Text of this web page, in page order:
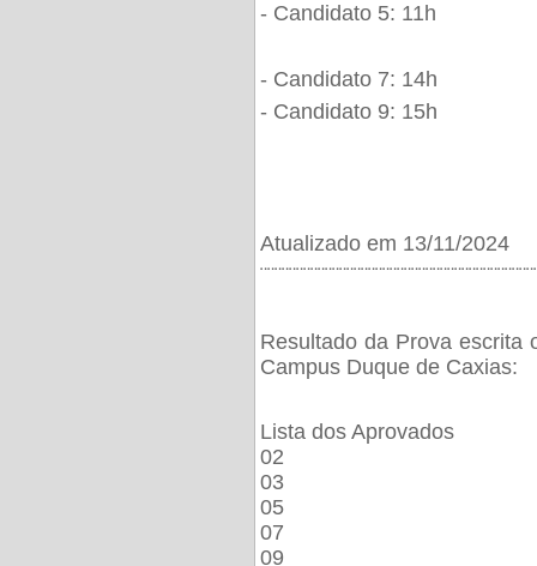
- Candidato 5: 11h
- Candidato 7: 14h
- Candidato 9: 15h
Atualizado em 13/11/2024
Resultado da Prova escrita
Campus Duque de Caxias:
Lista dos Aprovados
02
03
05
07
09